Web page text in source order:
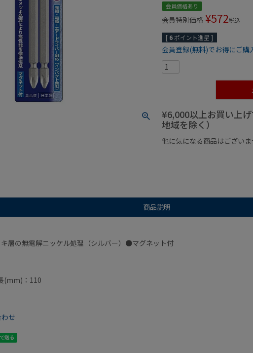
会員価格あり
会員特別価格 ¥572税込
[ 6ポイント進呈 ]
会員登録(無料)でお得にご購
¥6,000以上お買い上
地域を除く）
他に気になる商品はございま
商品説明
層の無電解ニッケル処理（シルバー）●マグネット付
(mm)：110
せ